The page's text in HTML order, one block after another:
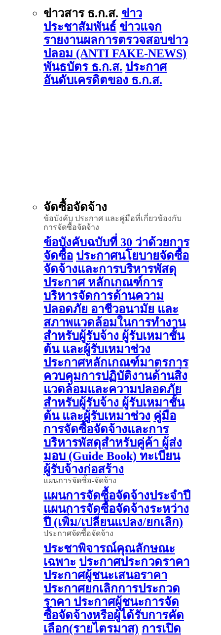
ข่าวสาร ธ.ก.ส. ข่าว
ประชาสัมพันธ์ ข่าวแจก
รายงานผลการตรวจสอบข่าว
ปลอม (ANTI FAKE-NEWS)
พันธบัตร ธ.ก.ส. ประกาศ
อันดับเครดิตของ ธ.ก.ส.
จัดซื้อจัดจ้าง
ข้อบังคับ ประกาศ และคู่มือที่เกี่ยวข้องกับ
การจัดซื้อจัดจ้าง
ข้อบังคับฉบับที่ 30 ว่าด้วยการ
จัดซื้อ ประกาศนโยบายจัดซื้อ
จัดจ้างและการบริหารพัสดุ
ประกาศ หลักเกณฑ์การ
บริหารจัดการด้านความ
ปลอดภัย อาชีวอนามัย และ
สภาพแวดล้อมในการทำงาน
สำหรับผู้รับจ้าง ผู้รับเหมาชั้น
ต้น และผู้รับเหมาช่วง
ประกาศหลักเกณฑ์มาตรการ
ควบคุมการปฏิบัติงานด้านสิ่ง
แวดล้อมและความปลอดภัย
สำหรับผู้รับจ้าง ผู้รับเหมาชั้น
ต้น และผู้รับเหมาช่วง คู่มือ
การจัดซื้อจัดจ้างและการ
บริหารพัสดุสำหรับคู่ค้า ผู้ส่ง
มอบ (Guide Book) ทะเบียน
ผู้รับจ้างก่อสร้าง
แผนการจัดซิ้อ-จัดจ้าง
แผนการจัดซื้อจัดจ้างประจำปี
แผนการจัดซื้อจัดจ้างระหว่าง
ปี (เพิ่ม/เปลี่ยนแปลง/ยกเลิก)
ประกาศจัดซื้อจัดจ้าง
ประชาพิจารณ์คุณลักษณะ
เฉพาะ ประกาศประกวดราคา
ประกาศผู้ชนะเสนอราคา
ประกาศยกเลิกการประกวด
ราคา ประกาศผู้ชนะการจัด
ซื้อจัดจ้างหรือผู้ได้รับการคัด
เลือก(รายไตรมาส) การเปิด